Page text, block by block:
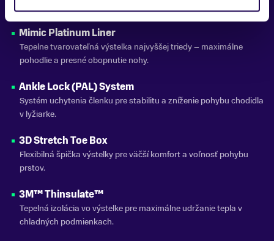
Mimic Platinum Liner
Tepelne tvarovateľná výstelka najvyššej triedy – maximálne
pohodlie a presné obopnutie nohy.
Ankle Lock (PAL) System
Systém uchytenia členku pre stabilitu a zníženie pohybu chodidla
v lyžiarke.
3D Stretch Toe Box
Flexibilná špička výstelky pre väčší komfort a voľnosť pohybu
prstov.
3M™ Thinsulate™
Tepelná izolácia vo výstelke pre maximálne udržanie tepla v
chladných podmienkach.